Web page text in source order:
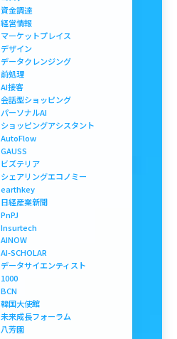
資金調達
経営情報
マーケットプレイス
デザイン
データクレンジング
前処理
AI接客
会話型ショッピング
パーソナルAI
ショッピングアシスタント
AutoFlow
GAUSS
ビズテリア
シェアリングエコノミー
earthkey
日経産業新聞
PnPJ
Insurtech
AINOW
AI-SCHOLAR
データサイエンティスト
1000
BCN
韓国大使館
未来成長フォーラム
八芳園